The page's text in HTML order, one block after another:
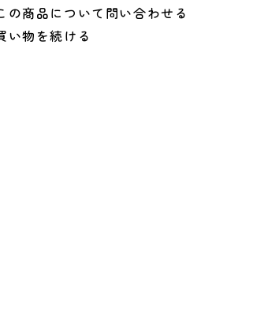
の商品について問い合わせる
い物を続ける